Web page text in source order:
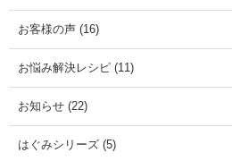
お客様の声 (16)
お悩み解決レシピ (11)
お知らせ (22)
はぐみシリーズ (5)